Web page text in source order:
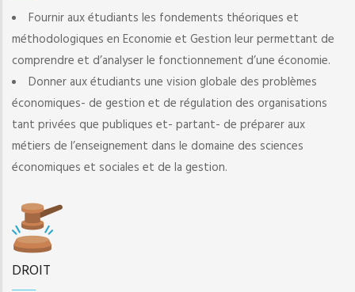
Fournir aux étudiants les fondements théoriques et
méthodologiques en Economie et Gestion leur permettant de
comprendre et d’analyser le fonctionnement d’une économie.
Donner aux étudiants une vision globale des problèmes
économiques- de gestion et de régulation des organisations
tant privées que publiques et- partant- de préparer aux
métiers de l’enseignement dans le domaine des sciences
économiques et sociales et de la gestion.
DROIT